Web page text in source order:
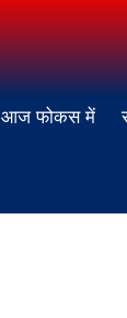
आज फोकस में